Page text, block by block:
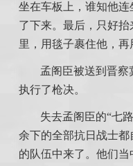
坐在车板上，谁知他
了下来。最后，只好
里，用毯子裹住他，再
孟阁臣被送到晋
执行了枪决。
失去孟阁臣的“七
余下的全部抗日战士
的队伍中来了。他们